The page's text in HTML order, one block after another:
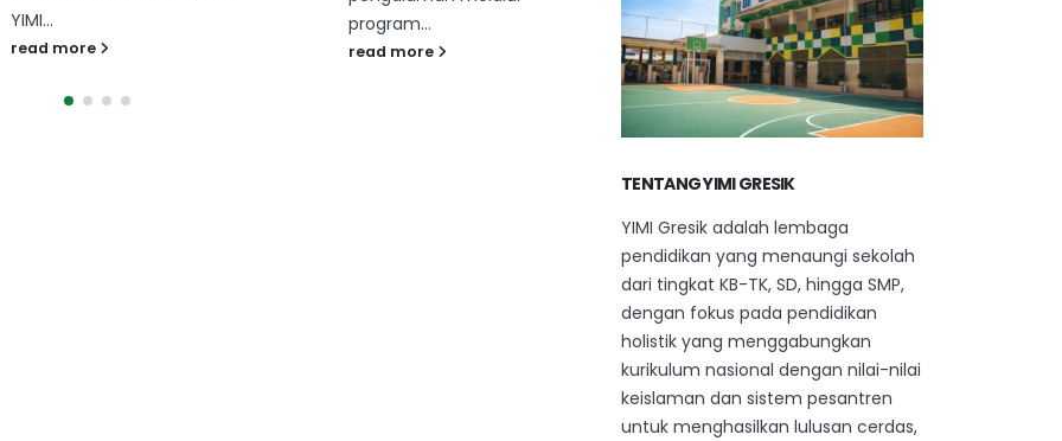
program...
read more
read more
TENTANG YIMI GRESIK
YIMI Gresik adalah lembaga
pendidikan yang menaungi sekolah
dari tingkat KB-TK, SD, hingga SMP,
dengan fokus pada pendidikan
holistik yang menggabungkan
kurikulum nasional dengan nilai-nilai
keislaman dan sistem pesantren
untuk menghasilkan lulusan cerdas,